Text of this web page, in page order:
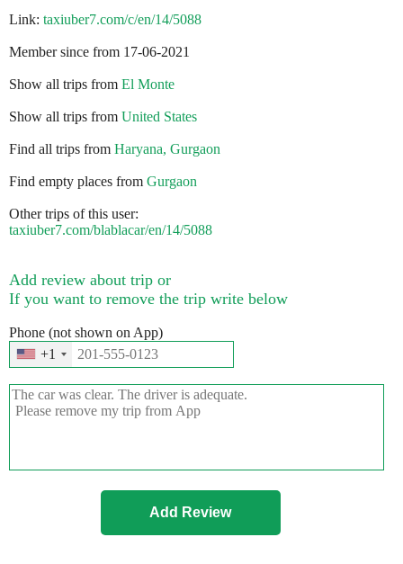
Link: taxiuber7.com/c/en/14/5088
Member since from 17-06-2021
Show all trips from El Monte
Show all trips from United States
Find all trips from Haryana, Gurgaon
Find empty places from Gurgaon
Other trips of this user:
taxiuber7.com/blablacar/en/14/5088
Add review about trip or
If you want to remove the trip write below
Phone (not shown on App)
+1